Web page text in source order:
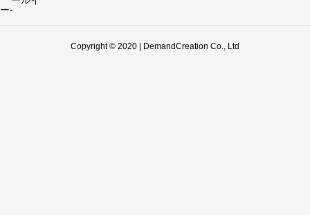
Copyright © 2020 | DemandCreation Co., Ltd